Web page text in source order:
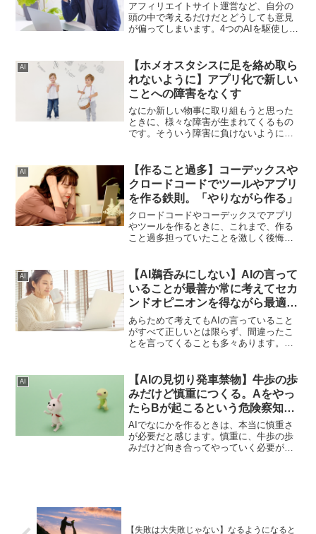
アフィリエイトサイト運営など、自分の
頭の中で考えるだけだとどうしても意見
が偏ってしまいます。4つのAIを駆使し
AI
【ホメオスタシスに足を絡め取ら
れないように】アプリ化で新しい
ことへの障害をなくす
なにか新しい物事に取り組もうと思った
ときに、様々な障害が生まれてくるもの
です。そういう障害に負けないように、
切です。
AI
【作ること過多】コーデックスや
クロードコードでツールやアプリ
を作る鉄則。「やりながら作る」
クロードコードやコーデックスでアプリ
やツールを作るときに、これまで、作る
こと過多担っていたことを激しく後悔し
います。
AI
【AI鵜呑みにしない】AIの言って
いることが最善か常に考えてセカ
ンドオピニオンを得ながら最適解
を求める
あらためて考えてもAIの言っていること
がすべて正しいとは限らず、間違ったこ
とを言ってくることも多々あります。だ
も活用しながら、最善を求めることが重
要です。
AI
【AIの見切り発車禁物】牛歩の歩
みだけど慎重につくる。Aをやっ
たらBが起こるという危険察知能
力
AIでなにかを作るときは、本当に慎重さ
が必要だと感じます。慎重に、牛歩の歩
みだけど向き合ってやっていく必要があ
【失敗は大失敗じゃない】なるようになると